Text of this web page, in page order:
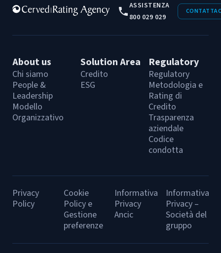
ASSISTENZA
800 029 029
About us
Chi siamo
People &
Leadership
Modello
Organizzativo
Solution Area
Credito
ESG
Regulatory
Regulatory
Metodologia e
Rating di
Credito
Trasparenza
aziendale
Codice
condotta
Privacy
Policy
Cookie
Policy e
Gestione
preferenze
Informativa
Privacy
Ancic
Informativa
Privacy –
Società del
gruppo